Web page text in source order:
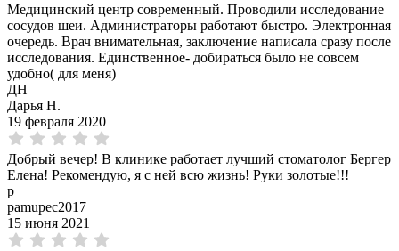
Медицинский центр современный. Проводили исследование
сосудов шеи. Администраторы работают быстро. Электронная
очередь. Врач внимательная, заключение написала сразу после
исследования. Единственное- добираться было не совсем
удобно( для меня)
ДН
Дарья Н.
19 февраля 2020
Добрый вечер! В клинике работает лучший стоматолог Бергер
Елена! Рекомендую, я с ней всю жизнь! Руки золотые!!!
p
pamupec2017
15 июня 2021